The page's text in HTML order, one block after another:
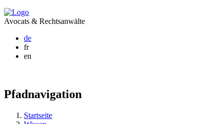
Avocats & Rechtsanwälte
de
fr
en
Pfadnavigation
Startseite